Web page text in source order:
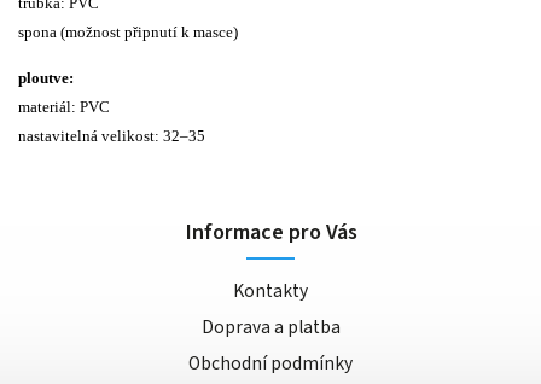
spona (možnost připnutí k masce)
ploutve:
materiál: PVC
nastavitelná velikost: 32–35
Informace pro Vás
Kontakty
Doprava a platba
Obchodní podmínky